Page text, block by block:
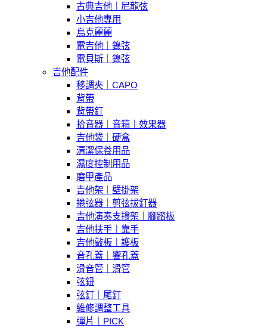
古典吉他｜尼龍弦
小吉他專用
烏克麗麗
電吉他｜鎳弦
電貝斯｜鎳弦
吉他配件
移調夾｜CAPO
背帶
背帶釘
拾音器｜音箱｜效果器
吉他袋｜硬盒
清潔保養用品
濕度控制用品
磨甲產品
吉他架｜壁掛架
捲弦器｜剪弦拔釘器
吉他演奏支撐架｜腳踏板
吉他扶手｜靠手
吉他敲板｜護板
音孔蓋｜響孔蓋
滑音管｜滑管
弦鈕
弦釘｜尾釘
維修調整工具
彈片｜PICK